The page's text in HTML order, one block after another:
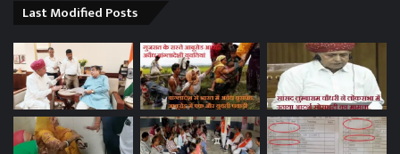
Last Modified Posts